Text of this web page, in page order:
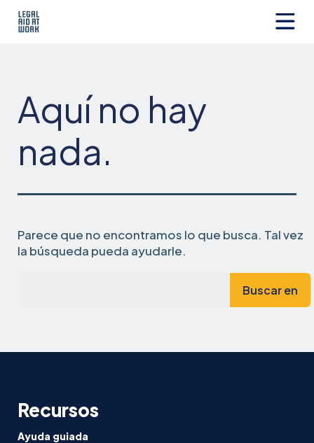
Aquí no hay
nada.
Parece que no encontramos lo que busca. Tal vez
la búsqueda pueda ayudarle.
Recursos
Ayuda guiada